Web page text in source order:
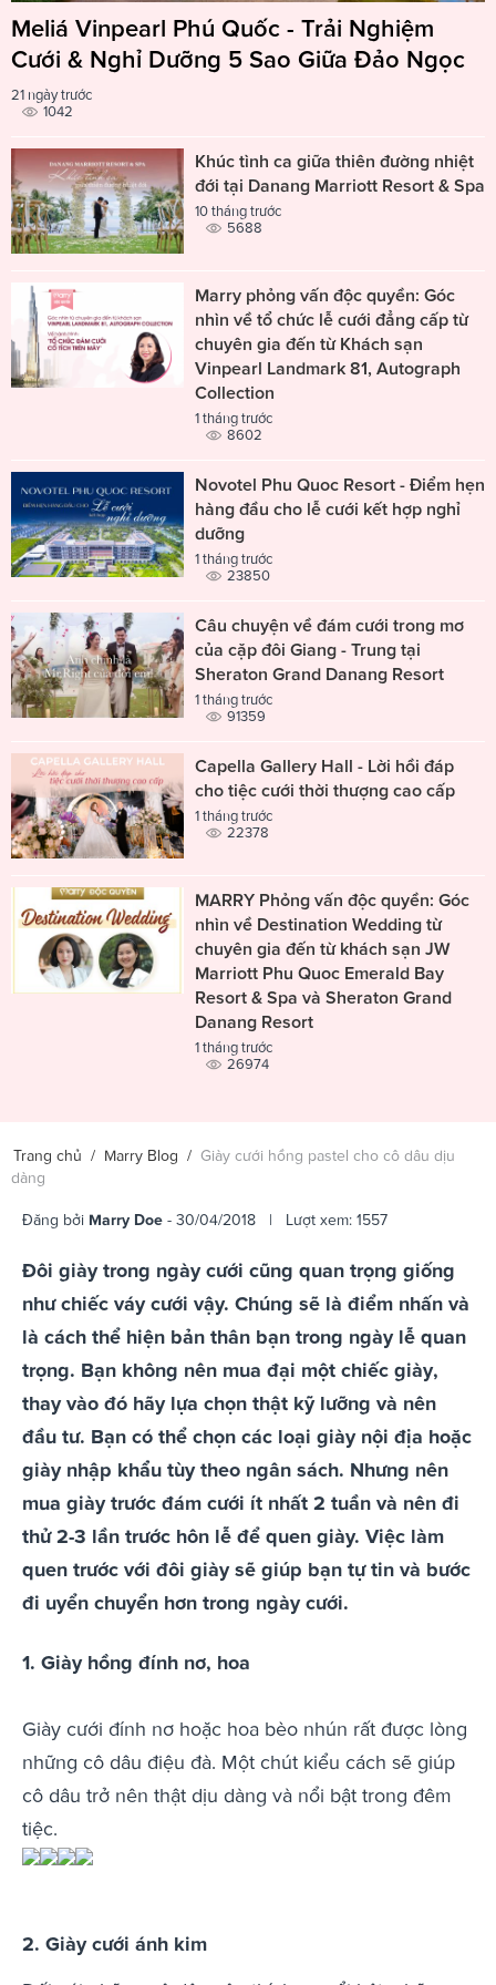
Meliá Vinpearl Phú Quốc - Trải Nghiệm
Cưới & Nghỉ Dưỡng 5 Sao Giữa Đảo Ngọc
21 ngày trước
1042
Khúc tình ca giữa thiên đường nhiệt
đới tại Danang Marriott Resort & Spa
10 tháng trước
5688
Marry phỏng vấn độc quyền: Góc
nhìn về tổ chức lễ cưới đẳng cấp từ
chuyên gia đến từ Khách sạn
Vinpearl Landmark 81, Autograph
Collection
1 tháng trước
8602
Novotel Phu Quoc Resort - Điểm hẹn
hàng đầu cho lễ cưới kết hợp nghỉ
dưỡng
1 tháng trước
23850
Câu chuyện về đám cưới trong mơ
của cặp đôi Giang - Trung tại
Sheraton Grand Danang Resort
1 tháng trước
91359
Capella Gallery Hall - Lời hồi đáp
cho tiệc cưới thời thượng cao cấp
1 tháng trước
22378
MARRY Phỏng vấn độc quyền: Góc
nhìn về Destination Wedding từ
chuyên gia đến từ khách sạn JW
Marriott Phu Quoc Emerald Bay
Resort & Spa và Sheraton Grand
Danang Resort
1 tháng trước
26974
Trang chủ / Marry Blog / Giày cưới hồng pastel cho cô dâu dịu
dàng
Đăng bởi Marry Doe - 30/04/2018 | Lượt xem: 1557
Đôi giày trong ngày cưới cũng quan trọng giống
như chiếc váy cưới vậy. Chúng sẽ là điểm nhấn và
là cách thể hiện bản thân bạn trong ngày lễ quan
trọng. Bạn không nên mua đại một chiếc giày,
thay vào đó hãy lựa chọn thật kỹ lưỡng và nên
đầu tư. Bạn có thể chọn các loại giày nội địa hoặc
giày nhập khẩu tùy theo ngân sách. Nhưng nên
mua giày trước đám cưới ít nhất 2 tuần và nên đi
thử 2-3 lần trước hôn lễ để quen giày. Việc làm
quen trước với đôi giày sẽ giúp bạn tự tin và bước
đi uyển chuyển hơn trong ngày cưới.
1. Giày hồng đính nơ, hoa
Giày cưới đính nơ hoặc hoa bèo nhún rất được lòng
những cô dâu điệu đà. Một chút kiểu cách sẽ giúp
cô dâu trở nên thật dịu dàng và nổi bật trong đêm
tiệc.
2. Giày cưới ánh kim